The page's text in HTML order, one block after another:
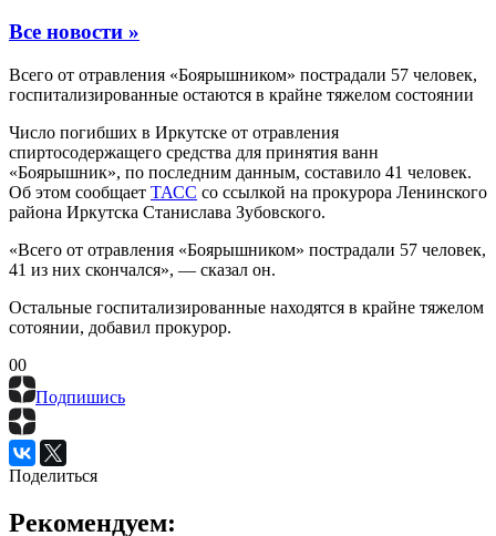
Все новости »
Всего от отравления «Боярышником» пострадали 57 человек,
госпитализированные остаются в крайне тяжелом состоянии
Число погибших в Иркутске от отравления
спиртосодержащего средства для принятия ванн
«Боярышник», по последним данным, составило 41 человек.
Об этом сообщает ТАСС со ссылкой на прокурора Ленинского
района Иркутска Станислава Зубовского.
«Всего от отравления «Боярышником» пострадали 57 человек,
41 из них скончался», — сказал он.
Остальные госпитализированные находятся в крайне тяжелом
сотоянии, добавил прокурор.
00
Подпишись
Поделиться
Рекомендуем: